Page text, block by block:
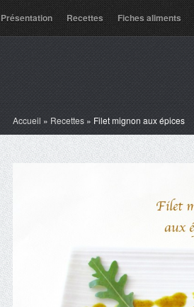
Présentation Recettes Fiches aliments
Accueil » Recettes » Filet mignon aux épices